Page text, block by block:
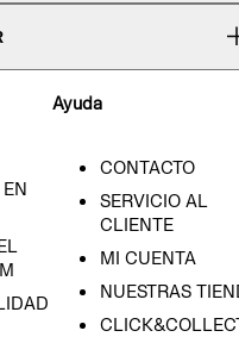
Ayuda
CONTACTO
SERVICIO AL
CLIENTE
MI CUENTA
NUESTRAS